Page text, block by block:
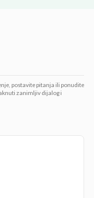
postavite pitanja ili ponudite
zanimljiv dijalog i